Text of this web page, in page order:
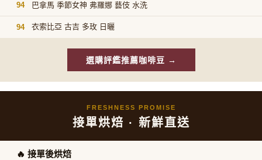
94 巴拿馬 季節女神 弗羅娜 藝伎 水洗
94 衣索比亞 古吉 多玫 日曬
選購評鑑推薦咖啡豆 →
FRESHNESS PROMISE
接單烘焙 · 新鮮直送
🔥 接單後烘焙